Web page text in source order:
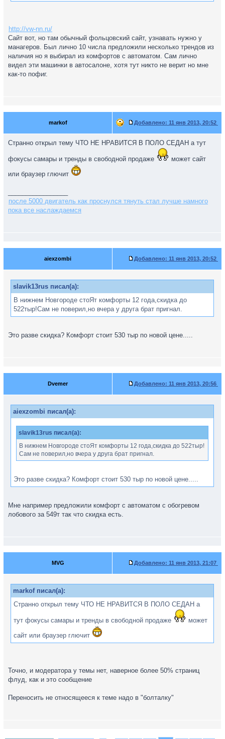
свободной продаже.
Всё элементарно можно проверить.
http://vw-nn.ru/
Сайт вот, но там обычный фольцовский сайт, узнавать нужно у
манагеров. Был лично 10 числа предложили несколько трендов из
наличия но я выбирал из комфортов с автоматом. Сам лично
видел эти машинки в автосалоне, хотя тут никто не верит но мне
как-то пофиг.
markof Добавлено: 11 янв 2013, 20:52
Странно открыл тему ЧТО НЕ НРАВИТСЯ В ПОЛО СЕДАН а тут
фокусы самары и тренды в свободной продаже
может сайт
или браузер глючит
после 5000 двигатель как проснулся тянуть стал лучше намного
пока все наслаждаемся
aiexzombi Добавлено: 11 янв 2013, 20:52
slavik13rus писал(а):
В нижнем Новгороде стоЯт комфорты 12 года,скидка до
522тыр!Сам не поверил,но вчера у друга брат пригнал.
Это разве скидка? Комфорт стоит 530 тыр по новой цене.....
Dvemer Добавлено: 11 янв 2013, 20:56
aiexzombi писал(а):
slavik13rus писал(а):
В нижнем Новгороде стоЯт комфорты 12 года,скидка до 522тыр!
Сам не поверил,но вчера у друга брат пригнал.
Это разве скидка? Комфорт стоит 530 тыр по новой цене.....
Мне например предложили комфорт с автоматом с обогревом
лобового за 549т так что скидка есть.
MVG Добавлено: 11 янв 2013, 21:07
markof писал(а):
Странно открыл тему ЧТО НЕ НРАВИТСЯ В ПОЛО СЕДАН а
тут фокусы самары и тренды в свободной продаже
может
сайт или браузер глючит
Точно, и модератора у темы нет, наверное более 50% страниц
флуд, как и это сообщение
Переносить не относящееся к теме надо в "болталку"